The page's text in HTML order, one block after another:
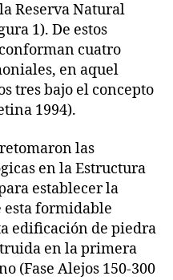
Reserva Natural
1). De estos
cuatro
en aquel
tres bajo el concepto
1994).
las
en la Estructura
establecer la
esta formidable
edificación de piedra
en la primera
(Fase Alejos 150-300